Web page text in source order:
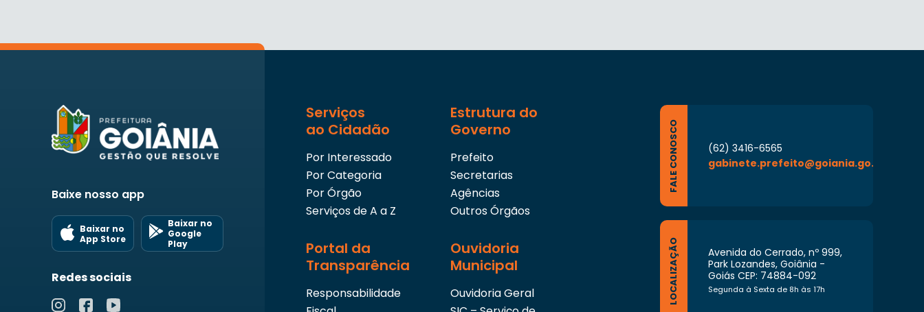
Baixe nosso app
Baixar no
App Store
Baixar no
Google
Play
Redes sociais
Serviços
ao Cidadão
Por Interessado
Por Categoria
Por Órgão
Serviços de A a Z
Estrutura do
Governo
Prefeito
Secretarias
Agências
Outros Órgãos
Portal da
Transparência
Responsabilidade
Ouvidoria
Municipal
Ouvidoria Geral
FALE CONOSCO
(62) 3416-6565
gabinete.prefeito@goiania.go.gov.br
LOCALIZAÇÃO
Avenida do Cerrado, nº 999,
Park Lozandes, Goiânia -
Goiás CEP: 74884-092
Segunda à Sexta de 8h às 17h